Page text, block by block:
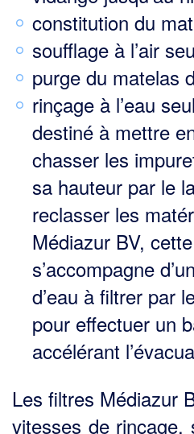
constitution du
soufflage à l’air
purge du matelas
rinçage à l’eau
destiné à mettre
chasser les
sa hauteur par le
reclasser les
Médiazur BV,
s’accompagne
d’eau à filtrer par
pour effectuer un
accélérant
Les filtres Médiazur
vitesses de rinçage,